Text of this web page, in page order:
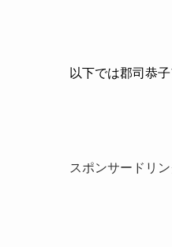
以下では郡司恭
スポンサードリン